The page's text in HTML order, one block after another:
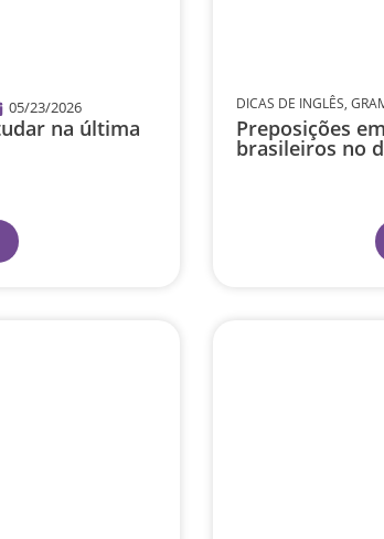
05/23/2026
na última
DICAS DE INGLÊS,
Preposições
brasileiros no